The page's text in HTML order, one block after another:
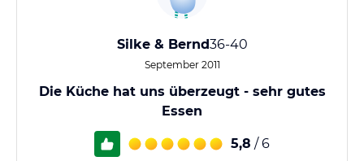
Silke & Bernd36-40
September 2011
Die Küche hat uns überzeugt - sehr gutes
Essen
5,8 / 6